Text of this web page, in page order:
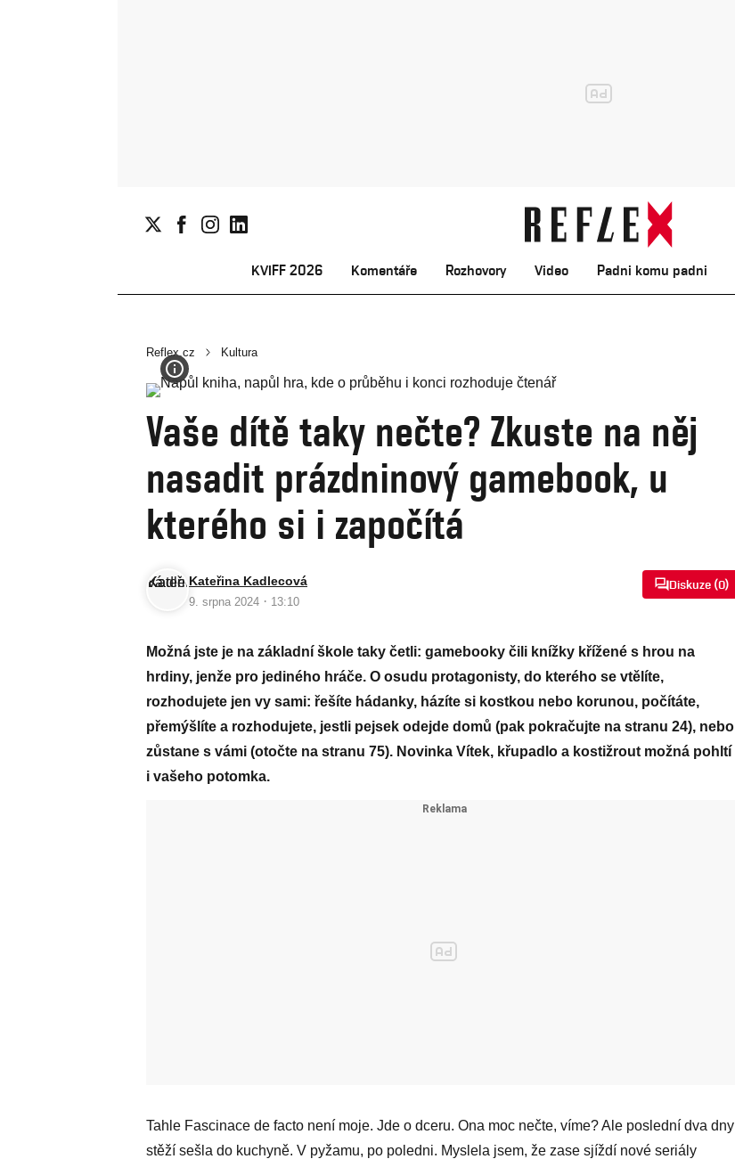
KVIFF 2026 Komentáře Rozhovory Video Padni komu padni
Reflex.cz Kultura
Vaše dítě taky nečte? Zkuste na něj
nasadit prázdninový gamebook, u
kterého si i započítá
Kateřina Kadlecová
9. srpna 2024 · 13:10
Diskuze (0)
Možná jste je na základní škole taky četli: gamebooky čili knížky křížené s hrou na
hrdiny, jenže pro jediného hráče. O osudu protagonisty, do kterého se vtělíte,
rozhodujete jen vy sami: řešíte hádanky, házíte si kostkou nebo korunou, počítáte,
přemýšlíte a rozhodujete, jestli pejsek odejde domů (pak pokračujte na stranu 24), nebo
zůstane s vámi (otočte na stranu 75). Novinka Vítek, křupadlo a kostižrout možná pohltí
i vašeho potomka.
Tahle Fascinace de facto není moje. Jde o dceru. Ona moc nečte, víme? Ale poslední dva dny
stěží sešla do kuchyně. V pyžamu, po poledni. Myslela jsem, že zase sjíždí nové seriály